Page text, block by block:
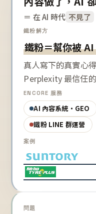
＝ 在 AI 時代 不見了
鐵粉解方
鐵粉＝幫你被
真人寫下的真實心
Perplexity 最信任
ENCORE 服務
AI 內容系統・GEO
鐵粉 LINE 群運營
案例
問題